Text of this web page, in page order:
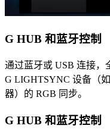
G HUB 和蓝牙控制
通过蓝牙或 USB 连接，
G LIGHTSYNC 设备（
器）的 RGB 同步。
G HUB 和蓝牙控制